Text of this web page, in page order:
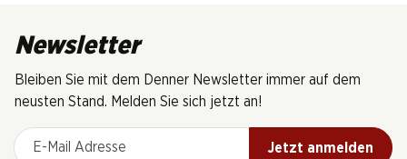
Newsletter
Bleiben Sie mit dem Denner Newsletter immer auf dem
neusten Stand. Melden Sie sich jetzt an!
E-Mail Adresse
Jetzt anmelden